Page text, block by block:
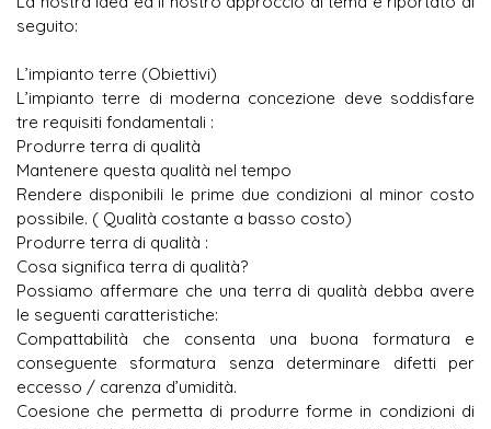
seguito:
L’impianto terre (Obiettivi)
L’impianto terre di moderna concezione deve soddisfare
tre requisiti fondamentali :
Produrre terra di qualità
Mantenere questa qualità nel tempo
Rendere disponibili le prime due condizioni al minor costo
possibile. ( Qualità costante a basso costo)
Produrre terra di qualità :
Cosa significa terra di qualità?
Possiamo affermare che una terra di qualità debba avere
le seguenti caratteristiche:
Compattabilità che consenta una buona formatura e
conseguente sformatura senza determinare difetti per
eccesso / carenza d’umidità.
Coesione che permetta di produrre forme in condizioni di